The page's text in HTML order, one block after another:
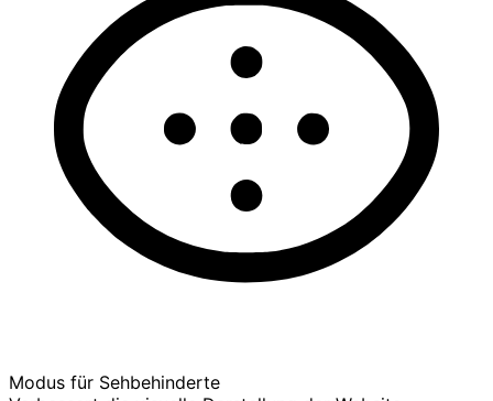
Modus für Sehbehinderte